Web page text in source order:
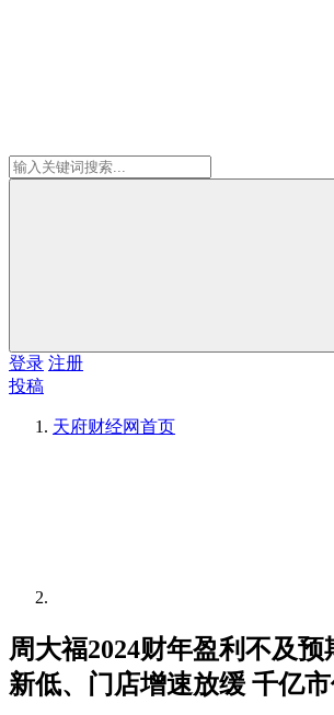
登录 注册
投稿
天府财经网首页
周大福2024财年盈利不及预
新低、门店增速放缓 千亿